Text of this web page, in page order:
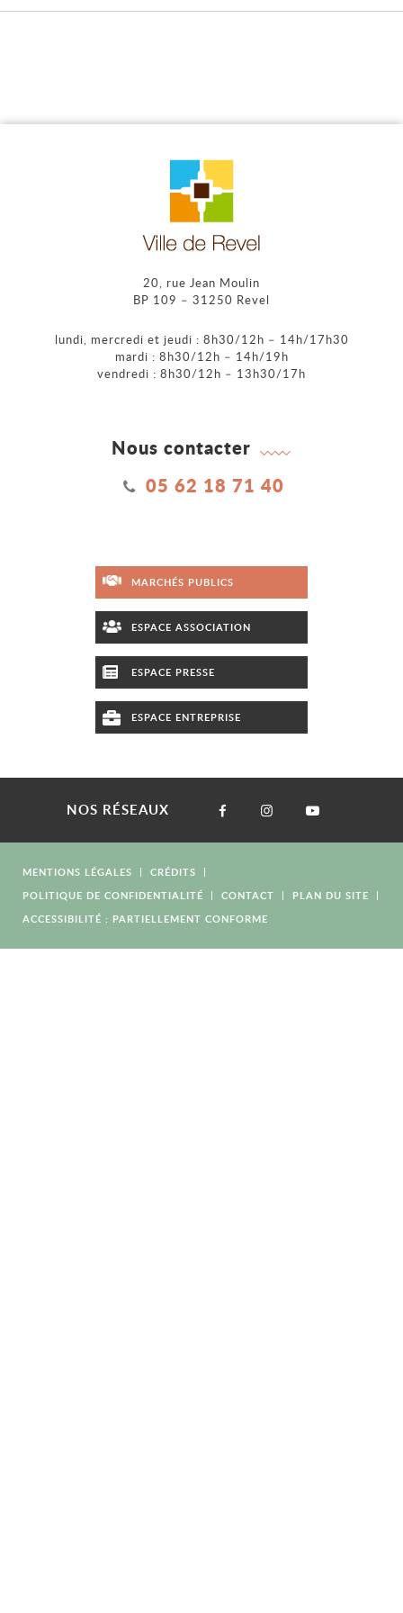
20, rue Jean Moulin
BP 109 – 31250 Revel
lundi, mercredi et jeudi : 8h30/12h – 14h/17h30
mardi : 8h30/12h – 14h/19h
vendredi : 8h30/12h – 13h30/17h
Nous contacter
05 62 18 71 40
MARCHÉS PUBLICS
ESPACE ASSOCIATION
ESPACE PRESSE
ESPACE ENTREPRISE
NOS RÉSEAUX
MENTIONS LÉGALES
CRÉDITS
POLITIQUE DE CONFIDENTIALITÉ
CONTACT
PLAN DU SITE
ACCESSIBILITÉ : PARTIELLEMENT CONFORME